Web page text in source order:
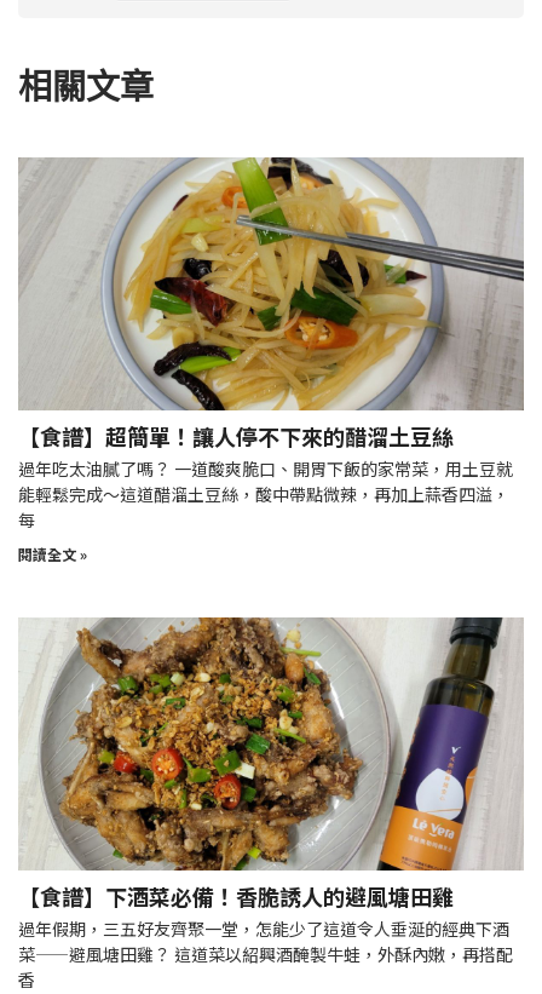
相關文章
【食譜】超簡單！讓人停不下來的醋溜土豆絲
過年吃太油膩了嗎？ 一道酸爽脆口、開胃下飯的家常菜，用土豆就
能輕鬆完成～這道醋溜土豆絲，酸中帶點微辣，再加上蒜香四溢，
每
閱讀全文 »
【食譜】下酒菜必備！香脆誘人的避風塘田雞
過年假期，三五好友齊聚一堂，怎能少了這道令人垂涎的經典下酒
菜——避風塘田雞？ 這道菜以紹興酒醃製牛蛙，外酥內嫩，再搭配
香